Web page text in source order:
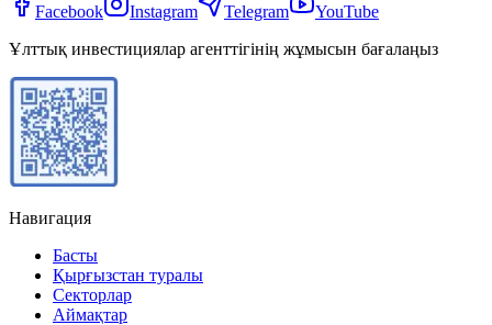
Facebook
Instagram Telegram
YouTube
Ұлттық инвестициялар агенттігінің жұмысын бағалаңыз
Навигация
Басты
Қырғызстан туралы
Секторлар
Аймақтар